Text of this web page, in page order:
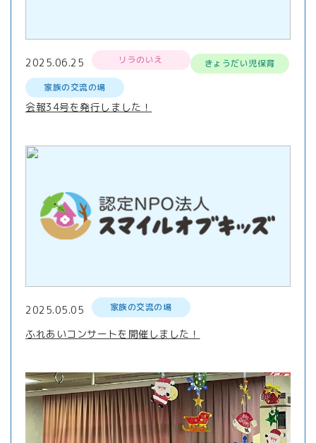
2025.06.25 リラのいえ
きょうだい児保育
家族の交流の場
会報34号を発行しました！
2025.05.05 家族の交流の場
ふれあいコンサートを開催しました！